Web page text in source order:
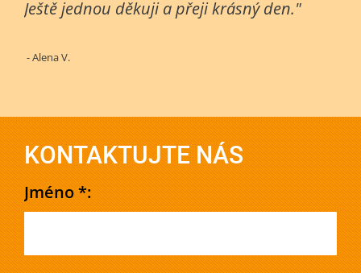
Ještě jednou děkuji a přeji krásný den."
- Alena V.
KONTAKTUJTE NÁS
Jméno *: